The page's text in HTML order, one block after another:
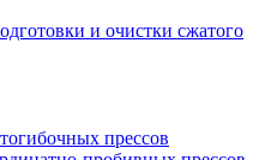
и очистки сжатого
прессов